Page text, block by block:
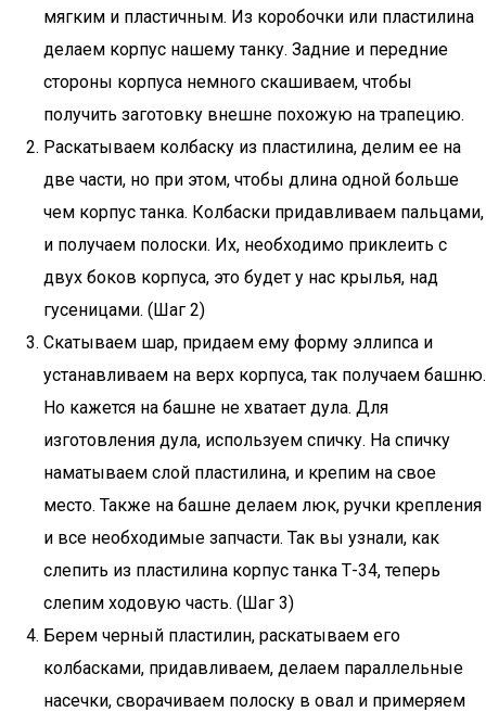
мягким и пластичным. Из коробочки или пластилина
делаем корпус нашему танку. Задние и передние
стороны корпуса немного скашиваем, чтобы
получить заготовку внешне похожую на трапецию.
Раскатываем колбаску из пластилина, делим ее на
две части, но при этом, чтобы длина одной больше
чем корпус танка. Колбаски придавливаем пальцами,
и получаем полоски. Их, необходимо приклеить с
двух боков корпуса, это будет у нас крылья, над
гусеницами. (Шаг 2)
Скатываем шар, придаем ему форму эллипса и
устанавливаем на верх корпуса, так получаем башню.
Но кажется на башне не хватает дула. Для
изготовления дула, используем спичку. На спичку
наматываем слой пластилина, и крепим на свое
место. Также на башне делаем люк, ручки крепления
и все необходимые запчасти. Так вы узнали, как
слепить из пластилина корпус танка Т-34, теперь
слепим ходовую часть. (Шаг 3)
Берем черный пластилин, раскатываем его
колбасками, придавливаем, делаем параллельные
насечки, сворачиваем полоску в овал и примеряем